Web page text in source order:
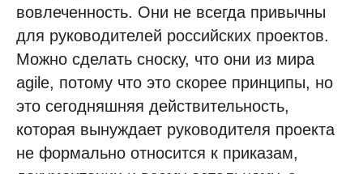
вовлеченность. Они не всегда привычны
для руководителей российских проектов.
Можно сделать сноску, что они из мира
agile, потому что это скорее принципы, но
это сегодняшняя действительность,
которая вынуждает руководителя проекта
не формально относится к приказам,